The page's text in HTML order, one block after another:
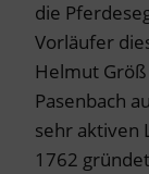
die
Vorläufer
Helmut
Pasenbach
sehr aktiven
1762